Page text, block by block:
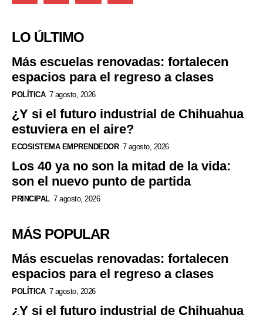
LO ÚLTIMO
Más escuelas renovadas: fortalecen
espacios para el regreso a clases
POLÍTICA 7 agosto, 2026
¿Y si el futuro industrial de Chihuahua
estuviera en el aire?
ECOSISTEMA EMPRENDEDOR 7 agosto, 2026
Los 40 ya no son la mitad de la vida:
son el nuevo punto de partida
PRINCIPAL 7 agosto, 2026
MÁS POPULAR
Más escuelas renovadas: fortalecen
espacios para el regreso a clases
POLÍTICA 7 agosto, 2026
¿Y si el futuro industrial de Chihuahua